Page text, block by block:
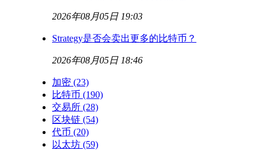
2026年08月05日 19:03
Strategy是否会卖出更多的比特币？
2026年08月05日 18:46
加密 (23)
比特币 (190)
交易所 (28)
区块链 (54)
代币 (20)
以太坊 (59)